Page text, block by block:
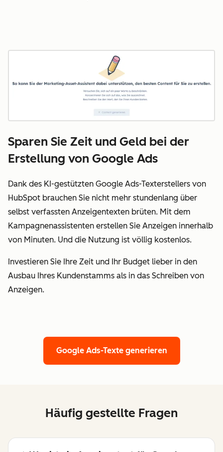
Sparen Sie Zeit und Geld bei der
Erstellung von Google Ads
Dank des KI-gestützten Google Ads-Texterstellers von
HubSpot brauchen Sie nicht mehr stundenlang über
selbst verfassten Anzeigentexten brüten. Mit dem
Kampagnenassistenten erstellen Sie Anzeigen innerhalb
von Minuten. Und die Nutzung ist völlig kostenlos.
Investieren Sie Ihre Zeit und Ihr Budget lieber in den
Ausbau Ihres Kundenstamms als in das Schreiben von
Anzeigen.
Google Ads-Texte generieren
Häufig gestellte Fragen